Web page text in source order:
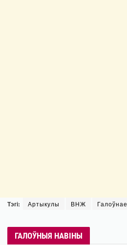
Тэгі: Артыкулы ВНЖ Галоўнае
ГАЛОЎНЫЯ НАВІНЫ